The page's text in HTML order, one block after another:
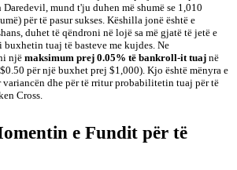
mund t'ju duhen më shumë se 1,010
për të pasur sukses. Këshilla jonë është e
duhet të qëndroni në lojë sa më gjatë të jetë e
tuaj të basteve me kujdes. Ne
një maksimum prej 0.05% të bankroll-it tuaj në
për një buxhet prej $1,000). Kjo është mënyra e
variancën dhe për të rritur probabilitetin tuaj për të
Cross.
e Fundit për të